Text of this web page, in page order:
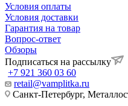
Условия оплаты
Условия доставки
Гарантия на товар
Вопрос-ответ
Обзоры
Подписаться на рассылку
+7 921 360 03 60
retail@vamplitka.ru
Санкт-Петербург,